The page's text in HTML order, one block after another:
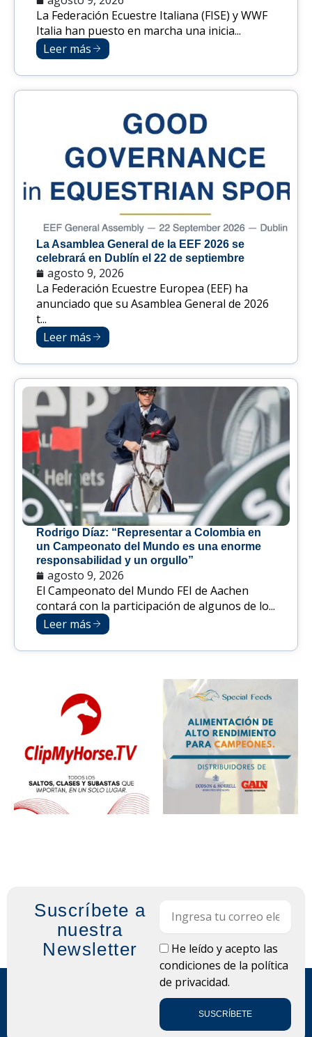
La Federación Ecuestre Italiana (FISE) y WWF
Italia han puesto en marcha una inicia...
Leer más
La Asamblea General de la EEF 2026 se
celebrará en Dublín el 22 de septiembre
agosto 9, 2026
La Federación Ecuestre Europea (EEF) ha
anunciado que su Asamblea General de 2026
t...
Leer más
Rodrigo Díaz: “Representar a Colombia en
un Campeonato del Mundo es una enorme
responsabilidad y un orgullo”
agosto 9, 2026
El Campeonato del Mundo FEI de Aachen
contará con la participación de algunos de lo...
Leer más
Suscríbete a
nuestra
Newsletter
LOPDHe leído y acepto las
condiciones de la política
de privacidad.
SUSCRÍBETE